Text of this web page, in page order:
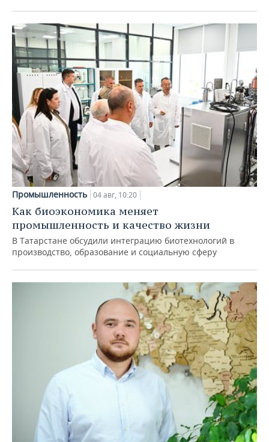
Промышленность 04 авг, 10:20
Как биоэкономика меняет
промышленность и качество жизни
В Татарстане обсудили интеграцию биотехнологий в
производство, образование и социальную сферу